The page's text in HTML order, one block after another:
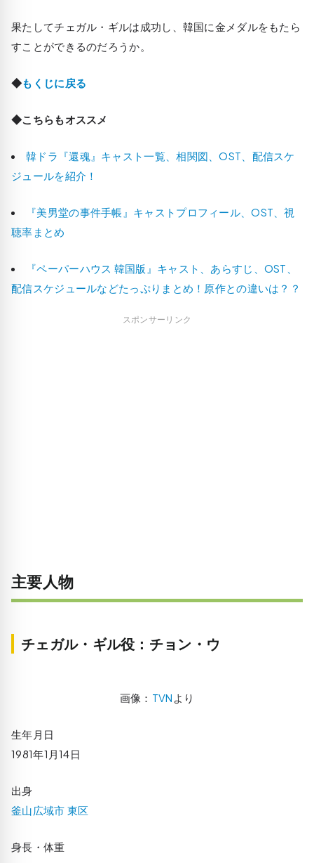
果たしてチェガル・ギルは成功し、韓国に金メダルをもたら
すことができるのだろうか。
◆もくじに戻る
◆こちらもオススメ
韓ドラ『還魂』キャスト一覧、相関図、OST、配信スケ
ジュールを紹介！
『美男堂の事件手帳』キャストプロフィール、OST、視
聴率まとめ
『ペーパーハウス 韓国版』キャスト、あらすじ、OST、
配信スケジュールなどたっぷりまとめ！原作との違いは？？
スポンサーリンク
主要人物
チェガル・ギル役：チョン・ウ
画像： TVN より
生年月日
1981年1月14日
出身
釜山広域市 東区
身長・体重